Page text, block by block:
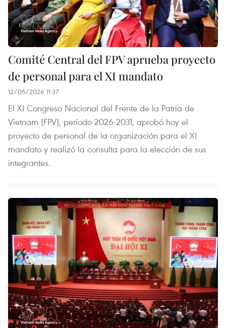
Comité Central del FPV aprueba proyecto
de personal para el XI mandato
12/05/2026 11:37
El XI Congreso Nacional del Frente de la Patria de
Vietnam (FPV), período 2026-2031, aprobó hoy el
proyecto de personal de la organización para el XI
mandato y realizó la consulta para la elección de sus
integrantes.